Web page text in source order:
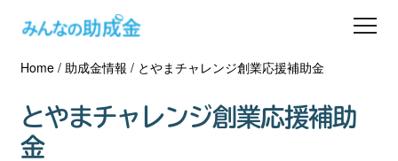
助成金を探す
士業の方へ
Home/ 助成金情報 / とやまチャレンジ創業応援補助金
とやまチャレンジ創業応援補助
金